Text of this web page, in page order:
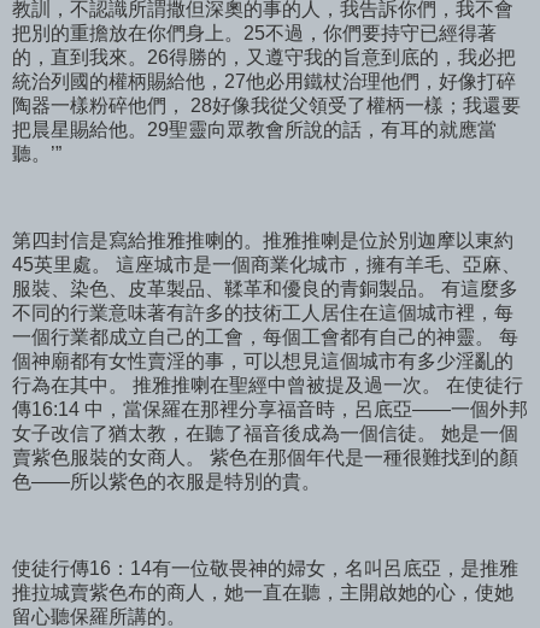
教訓，不認識所謂撒但深奧的事的人，我告訴你們，我不會
把別的重擔放在你們身上。25不過，你們要持守已經得著
的，直到我來。26得勝的，又遵守我的旨意到底的，我必把
統治列國的權柄賜給他，27他必用鐵杖治理他們，好像打碎
陶器一樣粉碎他們， 28好像我從父領受了權柄一樣；我還要
把晨星賜給他。29聖靈向眾教會所說的話，有耳的就應當
聽。’”
第四封信是寫給推雅推喇的。推雅推喇是位於別迦摩以東約
45英里處。 這座城市是一個商業化城市，擁有羊毛、亞麻、
服裝、染色、皮革製品、鞣革和優良的青銅製品。 有這麼多
不同的行業意味著有許多的技術工人居住在這個城市裡，每
一個行業都成立自己的工會，每個工會都有自己的神靈。 每
個神廟都有女性賣淫的事，可以想見這個城市有多少淫亂的
行為在其中。 推雅推喇在聖經中曾被提及過一次。 在使徒行
傳16:14 中，當保羅在那裡分享福音時，呂底亞——一個外邦
女子改信了猶太教，在聽了福音後成為一個信徒。 她是一個
賣紫色服裝的女商人。 紫色在那個年代是一種很難找到的顏
色——所以紫色的衣服是特別的貴。
使徒行傳16：14有一位敬畏神的婦女，名叫呂底亞，是推雅
推拉城賣紫色布的商人，她一直在聽，主開啟她的心，使她
留心聽保羅所講的。